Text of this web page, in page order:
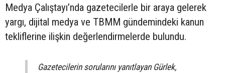
Medya Çalıştayı’nda gazetecilerle bir araya gelerek
yargı, dijital medya ve TBMM gündemindeki kanun
tekliflerine ilişkin değerlendirmelerde bulundu.
Gazetecilerin sorularını yanıtlayan Gürlek,